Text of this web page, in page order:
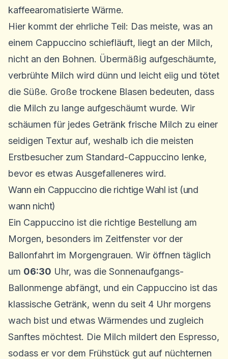
kaffeearomatisierte Wärme.
Hier kommt der ehrliche Teil: Das meiste, was an
einem Cappuccino schiefläuft, liegt an der Milch,
nicht an den Bohnen. Übermäßig aufgeschäumte,
verbrühte Milch wird dünn und leicht eiig und tötet
die Süße. Große trockene Blasen bedeuten, dass
die Milch zu lange aufgeschäumt wurde. Wir
schäumen für jedes Getränk frische Milch zu einer
seidigen Textur auf, weshalb ich die meisten
Erstbesucher zum Standard-Cappuccino lenke,
bevor es etwas Ausgefalleneres wird.
Wann ein Cappuccino die richtige Wahl ist (und
wann nicht)
Ein Cappuccino ist die richtige Bestellung am
Morgen, besonders im Zeitfenster vor der
Ballonfahrt im Morgengrauen. Wir öffnen täglich
um 06:30 Uhr, was die Sonnenaufgangs-
Ballonmenge abfängt, und ein Cappuccino ist das
klassische Getränk, wenn du seit 4 Uhr morgens
wach bist und etwas Wärmendes und zugleich
Sanftes möchtest. Die Milch mildert den Espresso,
sodass er vor dem Frühstück gut auf nüchternen